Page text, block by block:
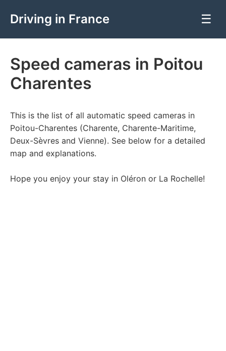
Driving in France ☰
Speed cameras in Poitou
Charentes
This is the list of all automatic speed cameras in
Poitou-Charentes (Charente, Charente-Maritime,
Deux-Sèvres and Vienne). See below for a detailed
map and explanations.
Hope you enjoy your stay in Oléron or La Rochelle!